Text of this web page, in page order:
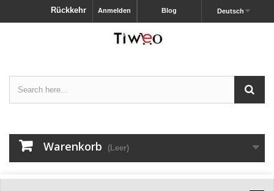
Deutsch
Blog
Anmelden
Rückkehr
Warenkorb (Leer)